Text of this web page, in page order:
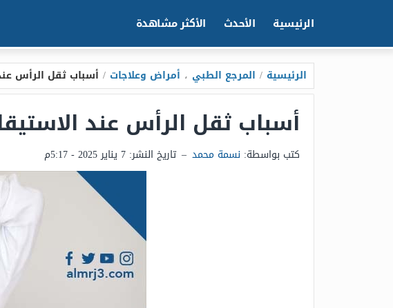
الرئيسية الأحدث الأكثر مشاهدة
الرئيسية / المرجع الطبي ، أمراض وعلاجات / أسباب ثقل الرأس
أسباب ثقل الرأس عند
كتب بواسطة: نسمة محمد – تاريخ النشر: 7 يناير 2025 - 5:17م